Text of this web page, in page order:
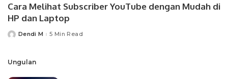
Cara Melihat Subscriber YouTube dengan Mudah di
HP dan Laptop
PostedDendi M 5 Min Read
Ungulan